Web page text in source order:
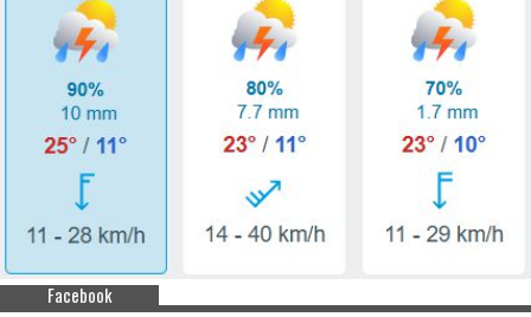
Facebook